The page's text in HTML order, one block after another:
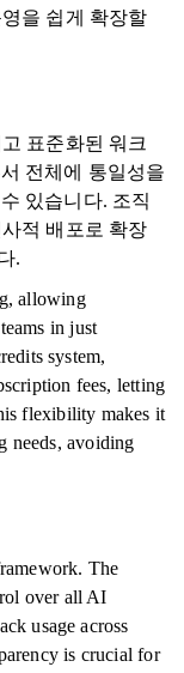
을 쉽게 확장할
표준화된 워크
전체에 통일성을
있습니다. 조직
적 배포로 확장
.
allowing
in just
system,
fees, letting
flexibility makes it
needs, avoiding
The
over all AI
usage across
is crucial for